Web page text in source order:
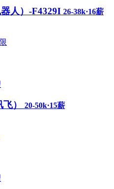
人）-F4329I 26-38k·16薪
） 20-50k·15薪